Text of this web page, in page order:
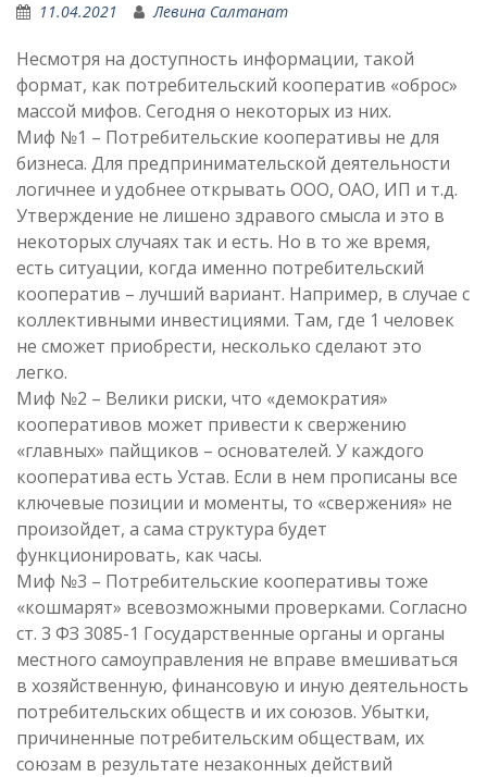
11.04.2021 Левина Салтанат
Несмотря на доступность информации, такой
формат, как потребительский кооператив «оброс»
массой мифов. Сегодня о некоторых из них.
Миф №1 – Потребительские кооперативы не для
бизнеса. Для предпринимательской деятельности
логичнее и удобнее открывать ООО, ОАО, ИП и т.д.
Утверждение не лишено здравого смысла и это в
некоторых случаях так и есть. Но в то же время,
есть ситуации, когда именно потребительский
кооператив – лучший вариант. Например, в случае с
коллективными инвестициями. Там, где 1 человек
не сможет приобрести, несколько сделают это
легко.
Миф №2 – Велики риски, что «демократия»
кооперативов может привести к свержению
«главных» пайщиков – основателей. У каждого
кооператива есть Устав. Если в нем прописаны все
ключевые позиции и моменты, то «свержения» не
произойдет, а сама структура будет
функционировать, как часы.
Миф №3 – Потребительские кооперативы тоже
«кошмарят» всевозможными проверками. Согласно
ст. 3 ФЗ 3085-1 Государственные органы и органы
местного самоуправления не вправе вмешиваться
в хозяйственную, финансовую и иную деятельность
потребительских обществ и их союзов. Убытки,
причиненные потребительским обществам, их
союзам в результате незаконных действий